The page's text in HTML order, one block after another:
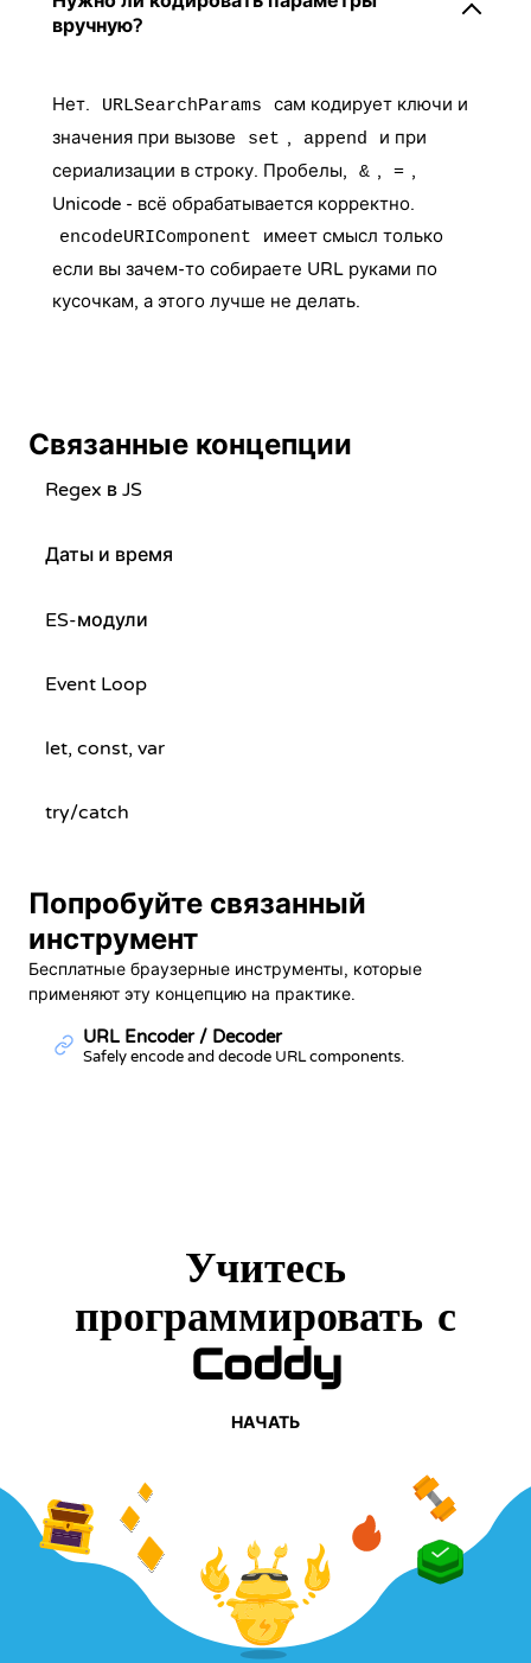
вручную?
Нет. URLSearchParams
сам кодирует ключи и
значения при вызове
set , append
и при
сериализации в строку. Пробелы,
& , = ,
Unicode - всё обрабатывается корректно.
encodeURIComponent
имеет смысл только
если вы зачем-то собираете URL руками по
кусочкам, а этого лучше не делать.
Связанные концепции
Regex в JS
Даты и время
ES-модули
Event Loop
let, const, var
try/catch
Попробуйте связанный
инструмент
Бесплатные браузерные инструменты, которые
применяют эту концепцию на практике.
URL Encoder / Decoder
Safely encode and decode URL components.
Учитесь
программировать с
Coddy
НАЧАТЬ